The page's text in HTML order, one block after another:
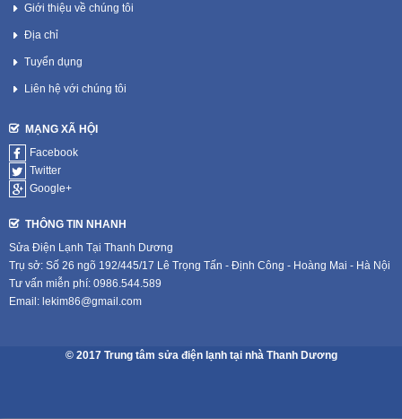
Giới thiệu về chúng tôi
Địa chỉ
Tuyển dụng
Liên hệ với chúng tôi
MẠNG XÃ HỘI
Facebook
Twitter
Google+
THÔNG TIN NHANH
Sửa Điện Lạnh Tại Thanh Dương
Trụ sở: Số 26 ngõ 192/445/17 Lê Trọng Tấn - Định Công - Hoàng Mai - Hà Nội
Tư vấn miễn phí: 0986.544.589
Email: lekim86@gmail.com
© 2017 Trung tâm sửa điện lạnh tại nhà Thanh Dương